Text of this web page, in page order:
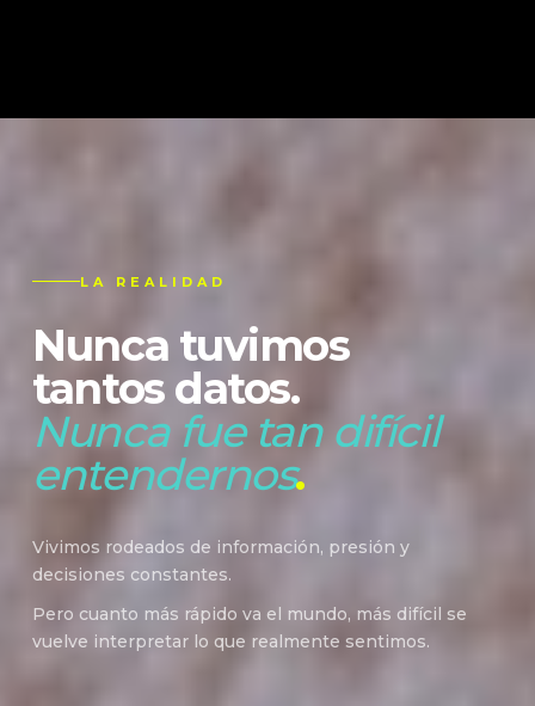
LA REALIDAD
Nunca tuvimos
tantos datos.
Nunca fue tan difícil
entendernos.
Vivimos rodeados de información, presión y
decisiones constantes.
Pero cuanto más rápido va el mundo, más difícil se
vuelve interpretar lo que realmente sentimos.